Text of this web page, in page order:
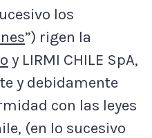
los
”) rigen la
y LIRMI CHILE SpA,
y debidamente
con las leyes
(en lo sucesivo